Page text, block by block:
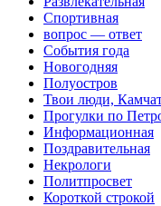
Спортивная
вопрос — ответ
События года
Новогодняя
Полуостров
Твои люди,
Прогулки по
Информационная
Поздравительная
Некрологи
Политпросвет
Короткой строкой